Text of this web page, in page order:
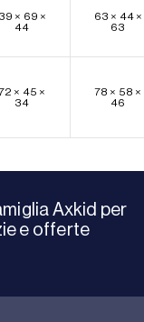
39 × 69 ×
44
63 × 44 ×
63
× 45 ×
34
78 × 58 ×
46
Axkid per
e offerte